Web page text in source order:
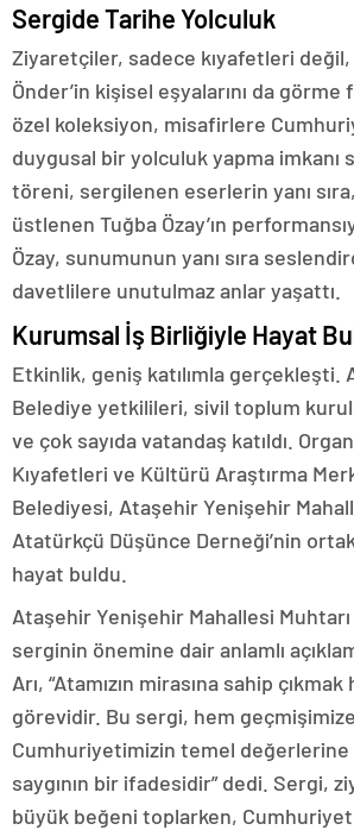
Sergide Tarihe Yolculuk
Ziyaretçiler, sadece kıyafetleri değil,
Önder’in kişisel eşyalarını da görme
özel koleksiyon, misafirlere
duygusal bir yolculuk yapma imkanı
töreni, sergilenen eserlerin yanı
üstlenen Tuğba Özay’ın
Özay, sunumunun yanı sıra
davetlilere unutulmaz anlar yaşattı.
Kurumsal İş Birliğiyle Hayat
Etkinlik, geniş katılımla gerçekleşti.
Belediye yetkilileri, sivil toplum
ve çok sayıda vatandaş katıldı.
Kıyafetleri ve Kültürü Araştırma
Belediyesi, Ataşehir Yenişehir
Atatürkçü Düşünce Derneği’nin ortak
hayat buldu.
Ataşehir Yenişehir Mahallesi Muhtarı
serginin önemine dair anlamlı
Arı, “Atamızın mirasına sahip
görevidir. Bu sergi, hem
Cumhuriyetimizin temel
saygının bir ifadesidir” dedi. Sergi,
büyük beğeni toplarken,